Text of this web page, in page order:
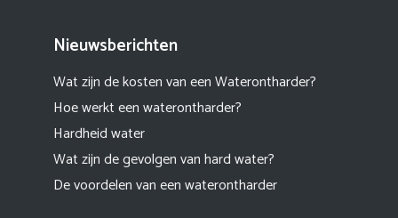
Nieuwsberichten
Wat zijn de kosten van een Waterontharder?
Hoe werkt een waterontharder?
Hardheid water
Wat zijn de gevolgen van hard water?
De voordelen van een waterontharder